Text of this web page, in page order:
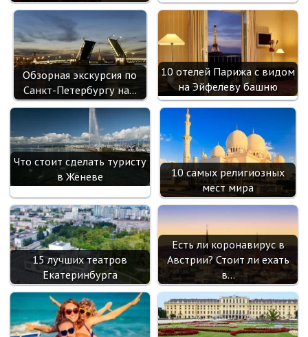
Обзорная экскурсия по
Санкт-Петербургу на…
10 отелей Парижа с видом
на Эйфелеву башню
Что стоит сделать туристу
в Женеве
10 самых религиозных
мест мира
15 лучших театров
Екатеринбурга
Есть ли коронавирус в
Австрии? Стоит ли ехать
в…